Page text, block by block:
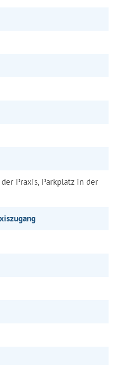
Praxis, Parkplatz in der